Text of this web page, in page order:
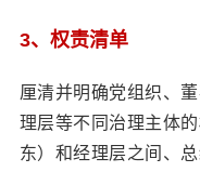
3、权责清单
厘清并明确党组织、
理层等不同治理主体
东）和经理层之间、